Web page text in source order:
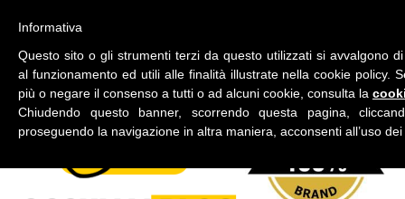
BLOG SU OCCHIALI DA SOLE E OCCHIALI DA VISTA
Informativa
Questo sito o gli strumenti terzi da questo utilizzati si avvalgono
al funzionamento ed utili alle finalità illustrate nella cookie policy.
più o negare il consenso a tutti o ad alcuni cookie, consulta la
Chiudendo questo banner, scorrendo questa pagina,
proseguendo la navigazione in altra maniera, acconsenti all’uso